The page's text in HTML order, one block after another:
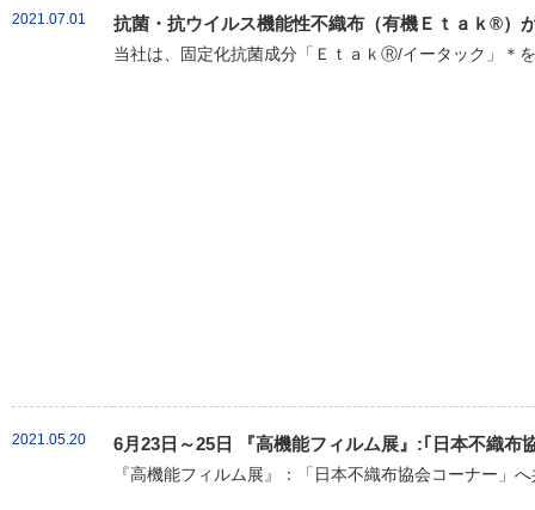
2021.07.01 抗菌・抗ウイルス機能性不織布（有機Ｅｔａｋ®）
当社は、固定化抗菌成分「ＥｔａｋⓇ/イータック」＊
2021.05.20 6月23日～25日 『高機能フィルム展』:｢日本不織布
『高機能フィルム展』：「日本不織布協会コーナー」